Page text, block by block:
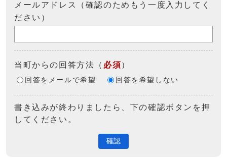
メールアドレス（確認のためもう一度入力してく
ださい）
当町からの回答方法 （ 必須）
回答をメールで希望 回答を希望しない
書き込みが終わりましたら、下の確認ボタンを押
してください。
確認